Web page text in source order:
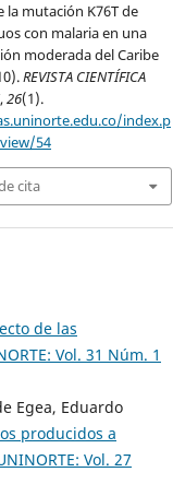
la mutación K76T de
con malaria en una
moderada del Caribe
REVISTA CIENTÍFICA
,26(1).
index.p
54
cita
de las
Vol. 31 Núm. 1
Egea, Eduardo
producidos a
Vol. 27